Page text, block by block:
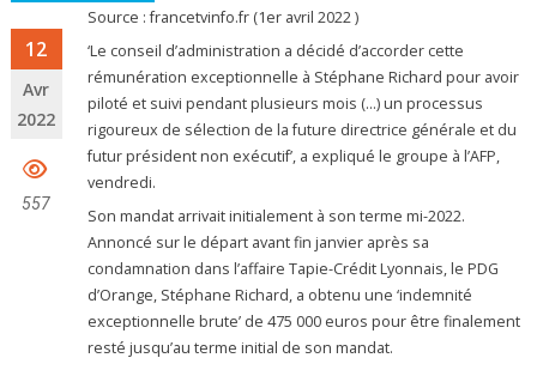
12
Avr
2022
557
Source : francetvinfo.fr (1er avril 2022 )
‘Le conseil d’administration a décidé d’accorder cette
rémunération exceptionnelle à Stéphane Richard pour avoir
piloté et suivi pendant plusieurs mois (…) un processus
rigoureux de sélection de la future directrice générale et du
futur président non exécutif’, a expliqué le groupe à l’AFP,
vendredi.
Son mandat arrivait initialement à son terme mi-2022.
Annoncé sur le départ avant fin janvier après sa
condamnation dans l’affaire Tapie-Crédit Lyonnais, le PDG
d’Orange, Stéphane Richard, a obtenu une ‘indemnité
exceptionnelle brute’ de 475 000 euros pour être finalement
resté jusqu’au terme initial de son mandat.